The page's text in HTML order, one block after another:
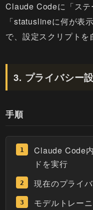
Claude Codeに「ステ
「statuslineに何が表
で、設定スクリプトを
3. プライバシー
手順
Claude Code
ドを実行
現在のプライ
モデルトレー